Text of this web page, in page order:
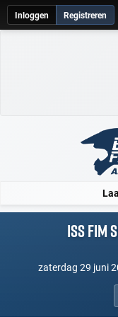
Inloggen Registreren
ISS FIM
zaterdag 29 juni